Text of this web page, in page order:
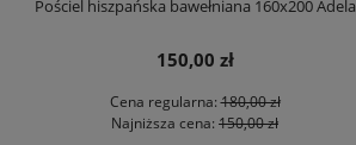
Pościel hiszpańska bawełniana 160x200 Adela
150,00 zł
Cena regularna:180,00 zł
Najniższa cena: 150,00 zł